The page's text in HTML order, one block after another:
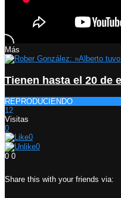
Más
Tienen hasta el 20 de
REPRODUCIENDO
12
Visitas
0
0
0
0 0
Share this with your friends via: